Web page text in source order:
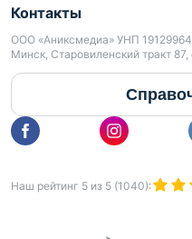
Контакты
ООО «Аниксмедиа» УНП
Минск, Старовиленский тракт
Наш рейтинг 5 из 5 (1040):